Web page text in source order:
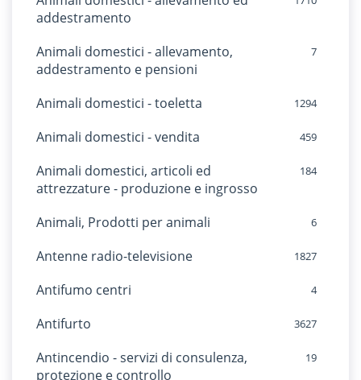
addestramento
Animali domestici - allevamento,
addestramento e pensioni
7
Animali domestici - toeletta 1294
Animali domestici - vendita 459
Animali domestici, articoli ed
attrezzature - produzione e ingrosso
184
Animali, Prodotti per animali 6
Antenne radio-televisione 1827
Antifumo centri 4
Antifurto 3627
Antincendio - servizi di consulenza,
protezione e controllo
19